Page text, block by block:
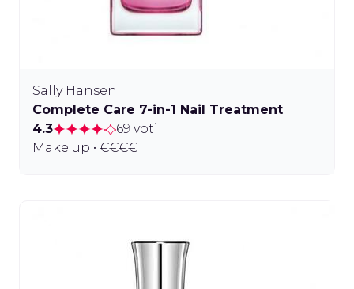
Sally Hansen
Complete Care 7-in-1 Nail Treatment
4.3
69 voti
Make up • €€€€